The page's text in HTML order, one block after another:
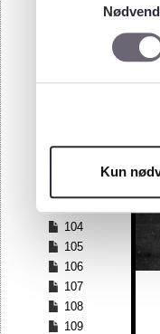
Kun
97
100
104
105
106
107
108
109